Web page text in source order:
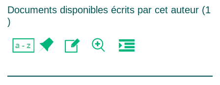
Documents disponibles écrits par cet auteur (1
)